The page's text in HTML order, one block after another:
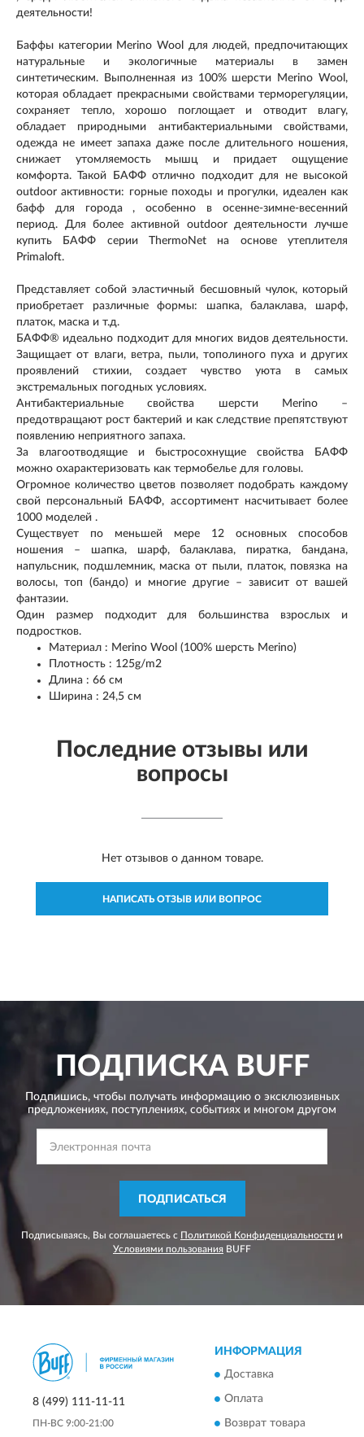
деятельности!
Баффы категории Merino Wool для людей, предпочитающих
натуральные и экологичные материалы в замен
синтетическим. Выполненная из 100% шерсти Merino Wool,
которая обладает прекрасными свойствами терморегуляции,
сохраняет тепло, хорошо поглощает и отводит влагу,
обладает природными антибактериальными свойствами,
одежда не имеет запаха даже после длительного ношения,
снижает утомляемость мышц и придает ощущение
комфорта. Такой БАФФ отлично подходит для не высокой
outdoor активности: горные походы и прогулки, идеален как
бафф для города , особенно в осенне-зимне-весенний
период. Для более активной outdoor деятельности лучше
купить БАФФ серии ThermoNet на основе утеплителя
Primaloft.
Представляет собой эластичный бесшовный чулок, который
приобретает различные формы: шапка, балаклава, шарф,
платок, маска и т.д.
БАФФ® идеально подходит для многих видов деятельности.
Защищает от влаги, ветра, пыли, тополиного пуха и других
проявлений стихии, создает чувство уюта в самых
экстремальных погодных условиях.
Антибактериальные свойства шерсти Merino –
предотвращают рост бактерий и как следствие препятствуют
появлению неприятного запаха.
За влагоотводящие и быстросохнущие свойства БАФФ
можно охарактеризовать как термобелье для головы.
Огромное количество цветов позволяет подобрать каждому
свой персональный БАФФ, ассортимент насчитывает более
1000 моделей .
Существует по меньшей мере 12 основных способов
ношения – шапка, шарф, балаклава, пиратка, бандана,
напульсник, подшлемник, маска от пыли, платок, повязка на
волосы, топ (бандо) и многие другие – зависит от вашей
фантазии.
Один размер подходит для большинства взрослых и
подростков.
Материал : Merino Wool (100% шерсть Merino)
Плотность : 125g/m2
Длина : 66 см
Ширина : 24,5 см
Последние отзывы или
вопросы
Нет отзывов о данном товаре.
НАПИСАТЬ ОТЗЫВ ИЛИ ВОПРОС
ПОДПИСКАBUFF
Подпишись, чтобы получать информацию о эксклюзивных
предложениях, поступлениях, событиях и многом другом
ПОДПИСАТЬСЯ
Подписываясь, Вы соглашаетесь с Политикой Конфиденциальности и
Условиями пользования BUFF
8 (499) 111-11-11
ПН-ВС 9:00-21:00
ИНФОРМАЦИЯ
Доставка
Оплата
Возврат товара